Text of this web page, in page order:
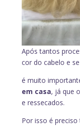
Após tantos
cor do cabelo e
é muito
em casa, já que
e ressecados.
Por isso é